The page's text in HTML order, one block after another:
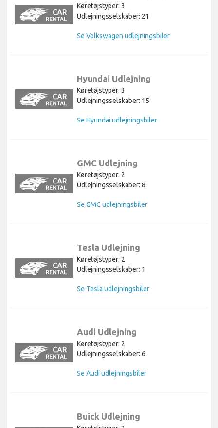
Køretøjstyper: 3
Udlejningsselskaber: 21
Se Volkswagen udlejningsbiler
Hyundai Udlejning
Køretøjstyper: 3
Udlejningsselskaber: 15
Se Hyundai udlejningsbiler
GMC Udlejning
Køretøjstyper: 2
Udlejningsselskaber: 8
Se GMC udlejningsbiler
Tesla Udlejning
Køretøjstyper: 2
Udlejningsselskaber: 1
Se Tesla udlejningsbiler
Audi Udlejning
Køretøjstyper: 2
Udlejningsselskaber: 6
Se Audi udlejningsbiler
Buick Udlejning